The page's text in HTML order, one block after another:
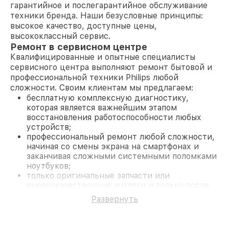
гарантийное и послегарантийное обслуживание
техники бренда. Наши безусловные принципы:
высокое качество, доступные цены,
высококлассный сервис.
Ремонт в сервисном центре
Квалифицированные и опытные специалисты
сервисного центра выполняют ремонт бытовой и
профессиональной техники Philips любой
сложности. Своим клиентам мы предлагаем:
бесплатную комплексную диагностику,
которая является важнейшим этапом
восстановления работоспособности любых
устройств;
профессиональный ремонт любой сложности,
начиная со смены экрана на смартфонах и
заканчивая сложными системными поломками
ноутбуков;
только оригинальные запчасти или
согласования с клиентом.
На все работы и замененные комплектующие
Развернуть